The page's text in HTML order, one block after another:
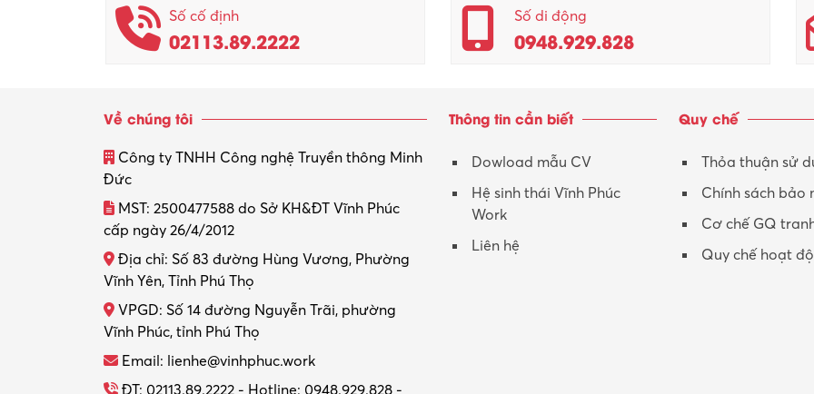
Số cố định
02113.89.2222
Số di động
0948.929.828
Về chúng tôi
Công ty TNHH Công nghệ Truyền thông Minh
Đức
MST: 2500477588 do Sở KH&ĐT Vĩnh Phúc
cấp ngày 26/4/2012
Địa chỉ: Số 83 đường Hùng Vương, Phường
Vĩnh Yên, Tỉnh Phú Thọ
VPGD: Số 14 đường Nguyễn Trãi, phường
Vĩnh Phúc, tỉnh Phú Thọ
Email: lienhe@vinhphuc.work
ĐT: 02113.89.2222 - Hotline: 0948.929.828 -
Thông tin cần biết
Dowload mẫu CV
Hệ sinh thái Vĩnh Phúc
Work
Liên hệ
Quy chế
Thỏa thuận sử
Chính sách bảo
Cơ chế GQ
Quy chế hoạt